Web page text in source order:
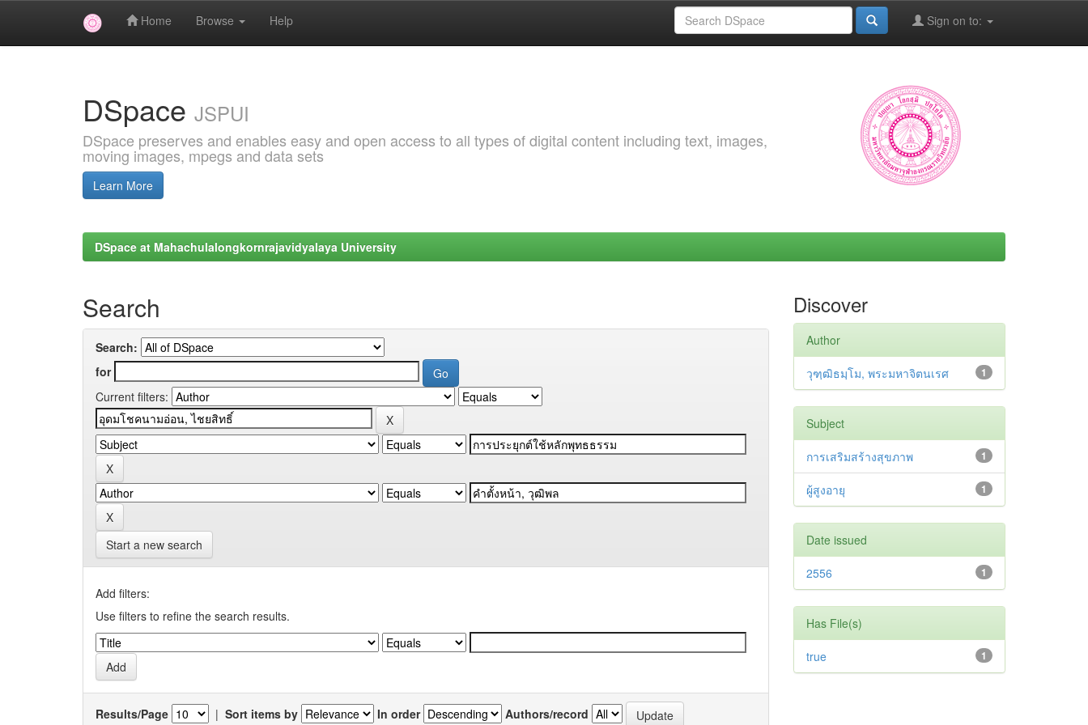
Home Browse Help Sign on to:
DSpace JSPUI
DSpace preserves and enables easy and open access to all types of digital content including text, images,
moving images, mpegs and data sets
Learn More
DSpace at Mahachulalongkornrajavidyalaya University
Search
Search:
for
Current filters:
Start a new search
Add filters:
Use filters to refine the search results.
Results/Page | Sort items by In order Authors/record
Discover
Author
1
วุฑฺฒิธมฺโม, พระมหาจิตนเรศ
Subject
1
การเสริมสร้างสุขภาพ
1
ผู้สูงอายุ
Date issued
1
2556
Has File(s)
1
true